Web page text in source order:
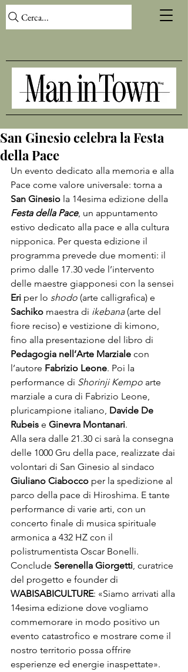
Cerca...
San Ginesio celebra la Festa
della Pace
Un evento dedicato alla memoria e alla
Pace come valore universale: torna a
San Ginesio la 14esima edizione della
Festa della Pace, un appuntamento
estivo dedicato alla pace e alla cultura
nipponica. Per questa edizione il
programma prevede due momenti: il
primo dalle 17.30 vede l’intervento
delle maestre giapponesi con la sensei
Eri per lo shodo (arte calligrafica) e
Sachiko maestra di ikebana (arte del
fiore reciso) e vestizione di kimono,
fino alla presentazione del libro di
Pedagogia nell’Arte Marziale con
l’autore Fabrizio Leone. Poi la
performance di Shorinji Kempo arte
marziale a cura di Fabrizio Leone,
pluricampione italiano, Davide De
Rubeis e Ginevra Montanari.
Alla sera dalle 21.30 ci sarà la consegna
delle 1000 Gru della pace, realizzate dai
volontari di San Ginesio al sindaco
Giuliano Ciabocco per la spedizione al
parco della pace di Hiroshima. E tante
performance di varie arti, con un
concerto finale di musica spirituale
armonica a 432 HZ con il
polistrumentista Oscar Bonelli.
Conclude Serenella Giorgetti, curatrice
del progetto e founder di
WABISABICULTURE: «Siamo arrivati alla
14esima edizione dove vogliamo
commemorare in modo positivo un
evento catastrofico e mostrare come il
nostro territorio possa offrire
esperienze ed energie inaspettate».